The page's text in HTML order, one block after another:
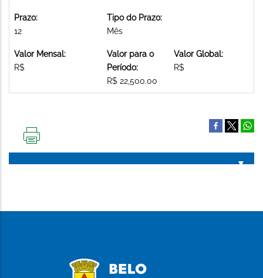
Prazo:
12
Tipo do Prazo:
Mês
Valor Mensal:
R$
Valor para o
Período:
R$ 22,500.00
Valor Global:
R$
PÁGINA